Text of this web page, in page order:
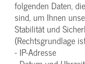
folgenden Daten,
sind, um Ihnen
Stabilität und
(Rechtsgrundlage
- IP-Adresse